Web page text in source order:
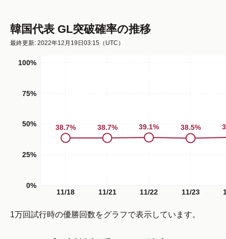
韓国代表 GL突破確率の推移
最終更新: 2022年12月19日03:15 （UTC）
11/18 11/21 11/22 11/23
0%
25%
50%
75%
100%
38.7% 38.7% 39.1% 38.5%
1万回試行時の優勝回数をグラフで表示しています。